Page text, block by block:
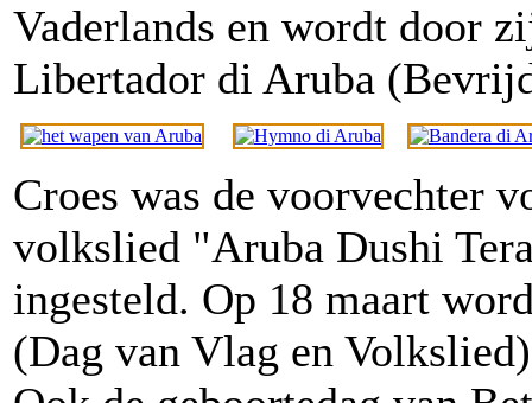
Vaderlands en wordt door
Libertador di Aruba
Croes was de voorvechter
volkslied "Aruba Dushi
ingesteld. Op 18 maart
(Dag van Vlag en